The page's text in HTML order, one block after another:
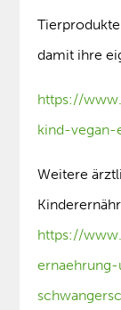
damit ihre
https://
kind-
Weitere
https://